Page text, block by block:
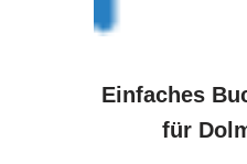
Einfaches
für